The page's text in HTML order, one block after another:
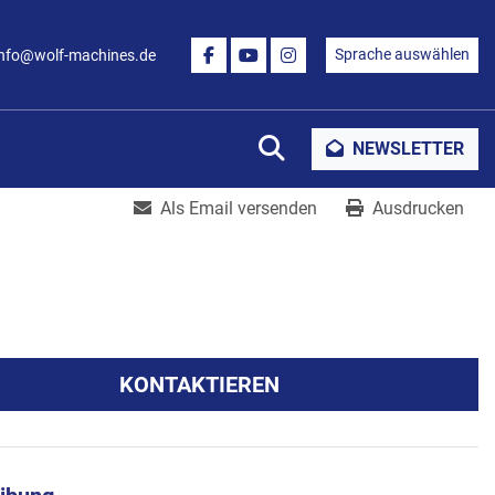
machines.de
FACEBOOK
YOUTUBEINSTAGRAM
Sprache auswählen
SucheNEWSLETTER
Als Email versenden Ausdrucken
KONTAKTIEREN